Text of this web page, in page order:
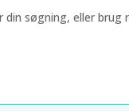
søgning, eller